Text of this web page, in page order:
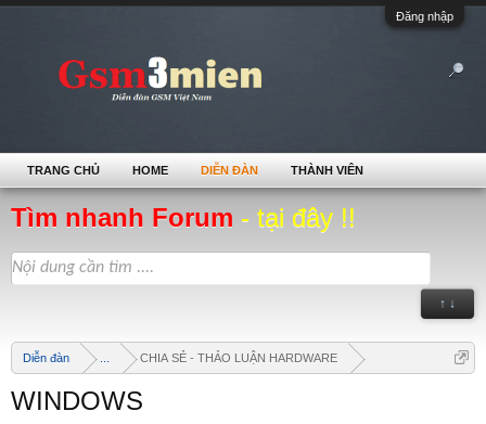
Đăng nhập
Tìm nhanh Forum - tại đây !!
↑ ↓
Diễn đàn CHIA SẺ - THẢO LUẬN HARDWARE
WINDOWS
TRANG CHỦ HOME DIỄN ĐÀN THÀNH VIÊN